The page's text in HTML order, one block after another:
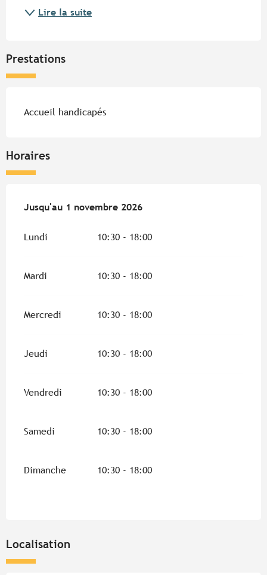
Lire la suite
Prestations
Accueil handicapés
Horaires
Du4 juillet 2026au1 novembre 2026
Jusqu'au 1 novembre 2026
Lundi 10:30 - 18:00
Mardi 10:30 - 18:00
Mercredi 10:30 - 18:00
Jeudi 10:30 - 18:00
Vendredi 10:30 - 18:00
Samedi 10:30 - 18:00
Dimanche 10:30 - 18:00
Localisation